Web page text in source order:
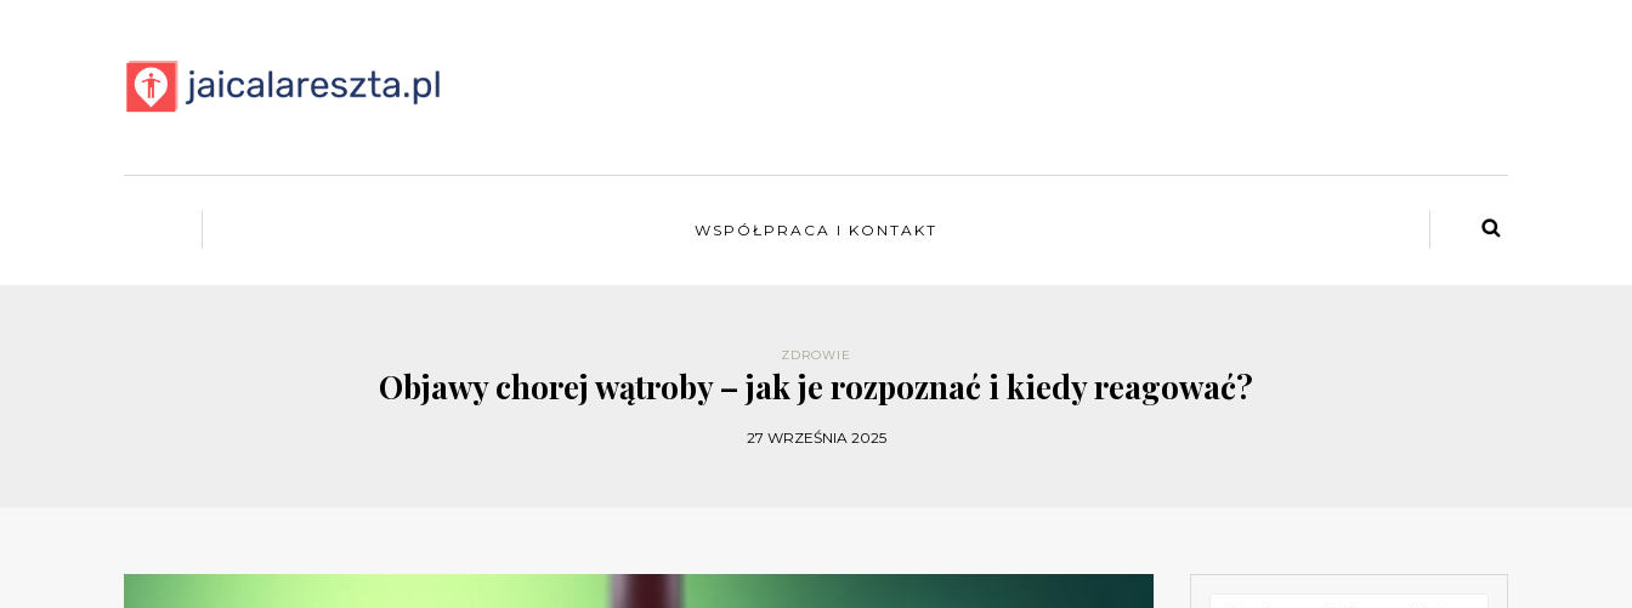
WSPÓŁPRACA I KONTAKT
ZDROWIE
Objawy chorej wątroby – jak je rozpoznać i kiedy reagować?
27 WRZEŚNIA 2025